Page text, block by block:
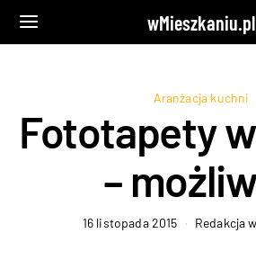
wMieszkaniu.pl
Aranżacja kuchni
Fototapety
–
16 listopada 2015 Redakcja